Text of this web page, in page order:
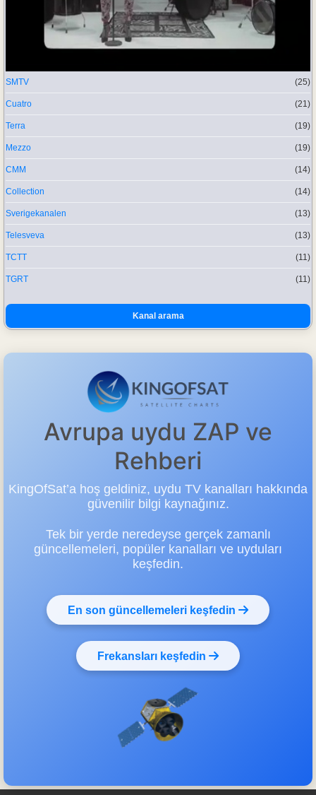
SMTV (25)
Cuatro (21)
Terra (19)
Mezzo (19)
CMM (14)
Collection (14)
Sverigekanalen (13)
Telesveva (13)
TCTT (11)
TGRT (11)
Kanal arama
Avrupa uydu ZAP ve
Rehberi
KingOfSat’a hoş geldiniz, uydu TV kanalları hakkında
güvenilir bilgi kaynağınız.
Tek bir yerde neredeyse gerçek zamanlı
güncellemeleri, popüler kanalları ve uyduları
keşfedin.
En son güncellemeleri keşfedin
Frekansları keşfedin